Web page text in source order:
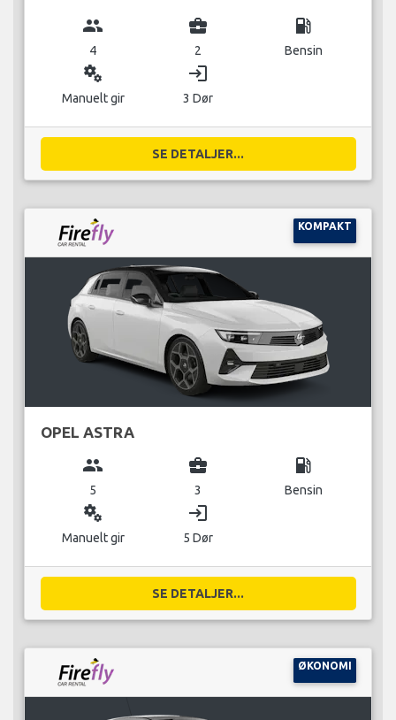
group
4
business_center
2
local_gas_station
Bensin
miscellaneous_services
Manuelt gir
login
3 Dør
SE DETALJER...
KOMPAKT
OPEL ASTRA
group
5
business_center
3
local_gas_station
Bensin
miscellaneous_services
Manuelt gir
login
5 Dør
SE DETALJER...
ØKONOMI